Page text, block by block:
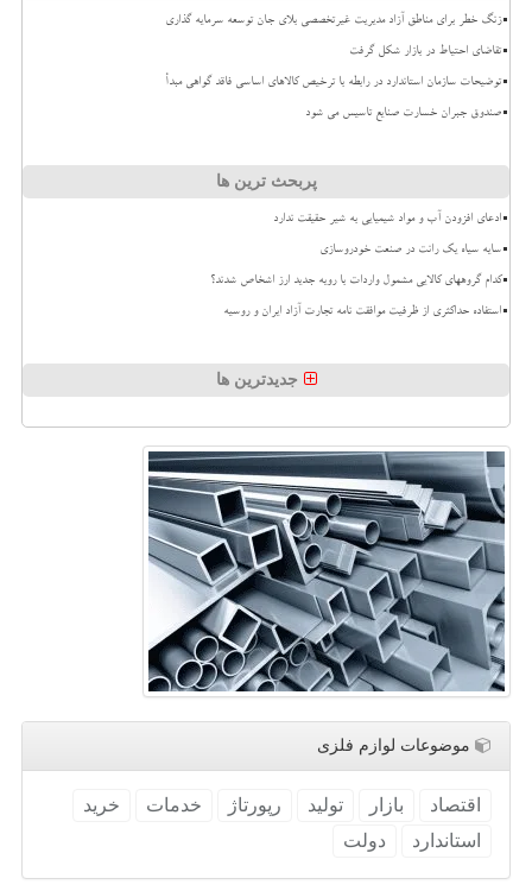
زنگ خطر برای مناطق آزاد مدیریت غیرتخصصی بلای جان توسعه سرمایه گذاری
تقاضای احتیاط در بازار شکل گرفت
توضیحات سازمان استاندارد در رابطه با ترخیص کالاهای اساسی فاقد گواهی مبدأ
صندوق جبران خسارت صنایع تاسیس می شود
پربحث ترین ها
ادعای افزودن آب و مواد شیمیایی به شیر حقیقت ندارد
سایه سیاه یک رانت در صنعت خودروسازی
کدام گروههای کالایی مشمول واردات با رویه جدید ارز اشخاص شدند؟
استفاده حداکثری از ظرفیت موافقت نامه تجارت آزاد ایران و روسیه
جدیدترین ها
موضوعات لوازم فلزی
اقتصاد بازار تولید رپورتاژ خدمات
خرید
استاندارد
دولت